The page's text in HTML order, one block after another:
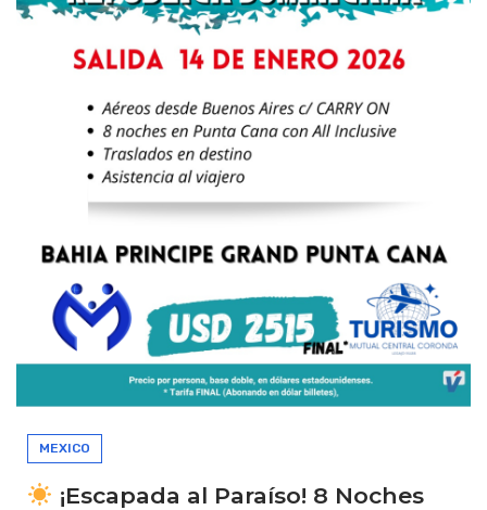
MEXICO
¡Escapada al Paraíso! 8 Noches